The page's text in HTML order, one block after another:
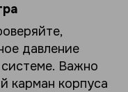
давление
Важно
карман корпуса